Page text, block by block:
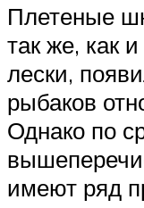
Плетеные
так же, как
лески,
рыбаков
Однако по
имеют ряд